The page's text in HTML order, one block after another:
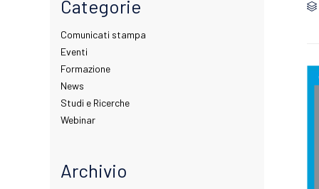

Categorie
Comunicati stampa
Eventi
Formazione
News
Studi e Ricerche
Webinar
Archivio